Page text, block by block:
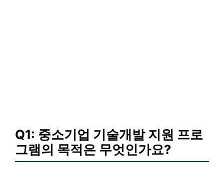
Q1: 중소기업 기술개발 지원 프로
그램의 목적은 무엇인가요?